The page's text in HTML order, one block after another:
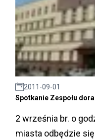
2011-09-01
Spotkanie Zespołu
2 września br. o
miasta odbędzie